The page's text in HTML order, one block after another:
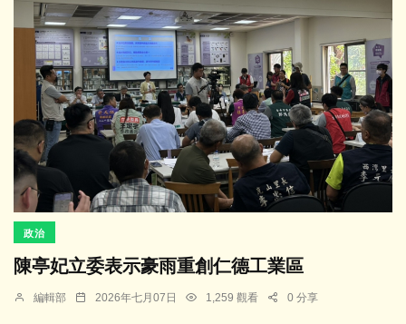
政治
陳亭妃立委表示豪雨重創仁德工業區
編輯部 2026年七月07日 1,259 觀看 0 分享